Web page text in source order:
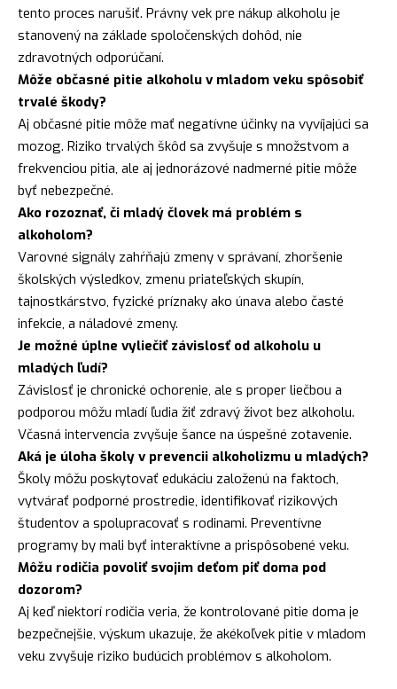
tento proces narušiť. Právny vek pre nákup alkoholu je
stanovený na základe spoločenských dohôd, nie
zdravotných odporúčaní.
Môže občasné pitie alkoholu v mladom veku spôsobiť
trvalé škody?
Aj občasné pitie môže mať negatívne účinky na vyvíjajúci sa
mozog. Riziko trvalých škôd sa zvyšuje s množstvom a
frekvenciou pitia, ale aj jednorázové nadmerné pitie môže
byť nebezpečné.
Ako rozoznať, či mladý človek má problém s
alkoholom?
Varovné signály zahŕňajú zmeny v správaní, zhoršenie
školských výsledkov, zmenu priateľských skupín,
tajnostkárstvo, fyzické príznaky ako únava alebo časté
infekcie, a náladové zmeny.
Je možné úplne vyliečiť závislosť od alkoholu u
mladých ľudí?
Závislosť je chronické ochorenie, ale s proper liečbou a
podporou môžu mladí ľudia žiť zdravý život bez alkoholu.
Včasná intervencia zvyšuje šance na úspešné zotavenie.
Aká je úloha školy v prevencii alkoholizmu u mladých?
Školy môžu poskytovať edukáciu založenú na faktoch,
vytvárať podporné prostredie, identifikovať rizikových
študentov a spolupracovať s rodinami. Preventívne
programy by mali byť interaktívne a prispôsobené veku.
Môžu rodičia povoliť svojim deťom piť doma pod
dozorom?
Aj keď niektorí rodičia veria, že kontrolované pitie doma je
bezpečnejšie, výskum ukazuje, že akékoľvek pitie v mladom
veku zvyšuje riziko budúcich problémov s alkoholom.